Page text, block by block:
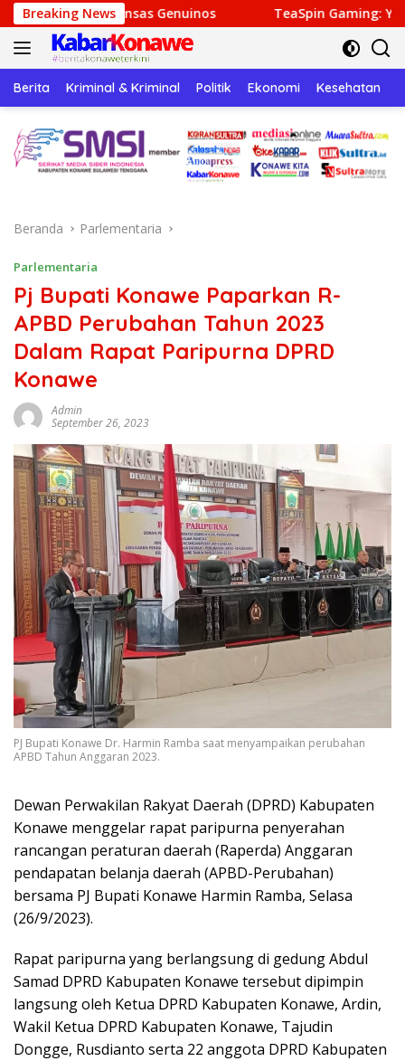
Langsung
ke
konten
Breaking NewsTeaSpin Gaming: Your Personal Gateway to
Berita Kriminal & Kriminal Politik Ekonomi Kesehatan
Beranda Parlementaria
Parlementaria
Pj Bupati Konawe Paparkan R-
APBD Perubahan Tahun 2023
Dalam Rapat Paripurna DPRD
Konawe
Admin
September 26, 2023
PJ Bupati Konawe Dr. Harmin Ramba saat menyampaikan perubahan
APBD Tahun Anggaran 2023.
Dewan Perwakilan Rakyat Daerah (DPRD) Kabupaten
Konawe menggelar rapat paripurna penyerahan
rancangan peraturan daerah (Raperda) Anggaran
pendapatan belanja daerah (APBD-Perubahan)
bersama PJ Bupati Konawe Harmin Ramba, Selasa
(26/9/2023).
Rapat paripurna yang berlangsung di gedung Abdul
Samad DPRD Kabupaten Konawe tersebut dipimpin
langsung oleh Ketua DPRD Kabupaten Konawe, Ardin,
Wakil Ketua DPRD Kabupaten Konawe, Tajudin
Dongge, Rusdianto serta 22 anggota DPRD Kabupaten